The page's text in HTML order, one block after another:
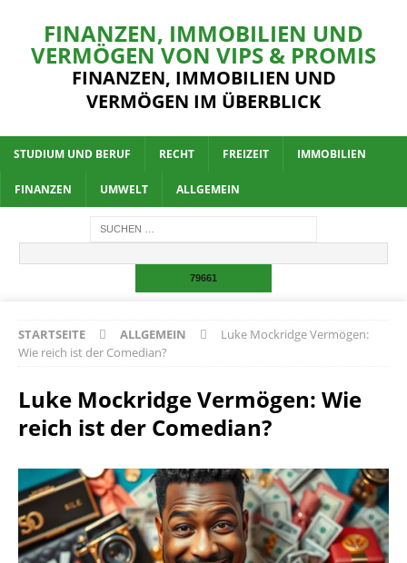
FINANZEN, IMMOBILIEN UND
VERMÖGEN VON VIPS & PROMIS
FINANZEN, IMMOBILIEN UND
VERMÖGEN IM ÜBERBLICK
STUDIUM UND BERUF RECHT FREIZEIT IMMOBILIEN
FINANZEN UMWELT ALLGEMEIN
STARTSEITE ALLGEMEIN
Luke Mockridge Vermögen:
Wie reich ist der Comedian?
Luke Mockridge Vermögen: Wie
reich ist der Comedian?